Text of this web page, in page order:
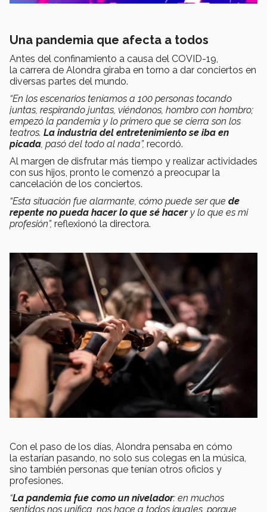
Una pandemia que afecta a todos
Antes del confinamiento a causa del COVID-19,
la carrera de Alondra giraba en torno a dar conciertos en
diversas partes del mundo.
“En los escenarios teníamos a 100 personas tocando
juntas, respirando juntas, viéndonos, hombro con hombro;
empezó la pandemia y lo primero que se cierra son los
teatros. La industria del entretenimiento se iba en
picada, pasó del todo al nada”, recordó.
Al margen de disfrutar más tiempo y realizar actividades
con sus hijos, pronto le comenzó a preocupar la
cancelación de los conciertos.
“Esta situación fue alarmante, cómo puede ser que de
repente no pueda hacer lo que sé hacery lo que es mi
profesión”, reflexionó la directora.
Con el paso de los días, Alondra pensaba en cómo
la estarían pasando, no solo sus colegas en la música,
sino también personas que tenían otros oficios y
profesiones.
“La pandemia fue como un nivelador: en muchos
sentidos nos unifica, nos hace a todos iguales, porque